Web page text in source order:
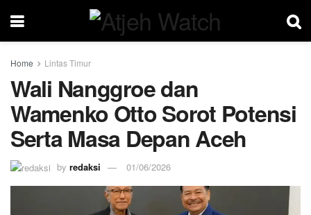
Home Lintas Timur
Wali Nanggroe dan
Wamenko Otto Sorot Potensi
Serta Masa Depan Aceh
by redaksi 01/06/2026